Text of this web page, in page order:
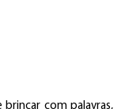
brincar com palavras,